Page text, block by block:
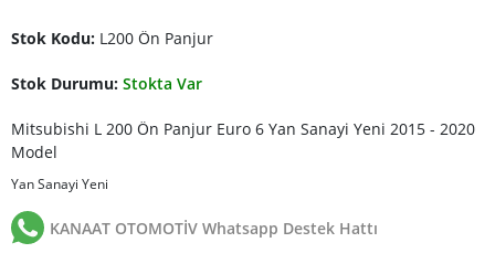
Stok Kodu: L200 Ön Panjur
Stok Durumu: Stokta Var
Mitsubishi L 200 Ön Panjur Euro 6 Yan Sanayi Yeni 2015 - 2020
Model
Yan Sanayi Yeni
KANAAT OTOMOTİV Whatsapp Destek Hattı